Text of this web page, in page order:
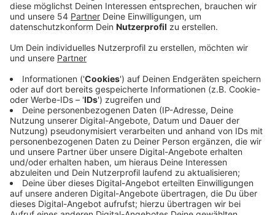
Veröffentlicht: Samstag, 20.04.2024 08:06
Anzeige
Er sollte im besten Fall Karneval, Menschen und
Kamelle mögen und humorvoll und offenherzig sein. In
der Karnevals-Session 2024/25 wird der
Stadtkinderprinz dann gemeinsam mit seiner
Prinzessin, die schon feststeht, auf den Karnevals-
Bühnen der Stadt auftreten. Laut MKV kann sich jeder
bewerben, unabhängig davon ob er in einer
Karnevalsgesellschaft aktiv ist oder nicht.
Bewerbungen können per Mail beim